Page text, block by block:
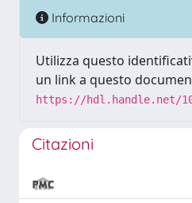
Informazioni
Utilizza questo
un link a questo
https://hdl.handle.net/
Citazioni